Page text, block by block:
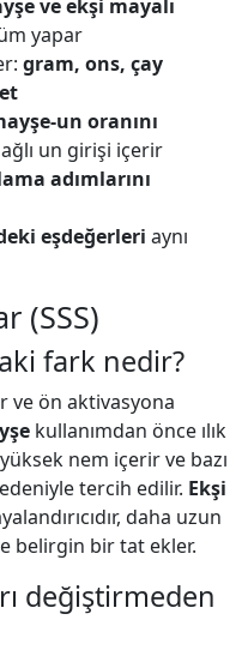
ve ekşi mayalı
yapar
gram, ons, çay
un oranını
un girişi içerir
adımlarını
eşdeğerleri aynı
(SSS)
fark nedir?
ve ön aktivasyona
kullanımdan önce ılık
yüksek nem içerir ve bazı
tercih edilir. Ekşi
daha uzun
belirgin bir tat ekler.
değiştirmeden